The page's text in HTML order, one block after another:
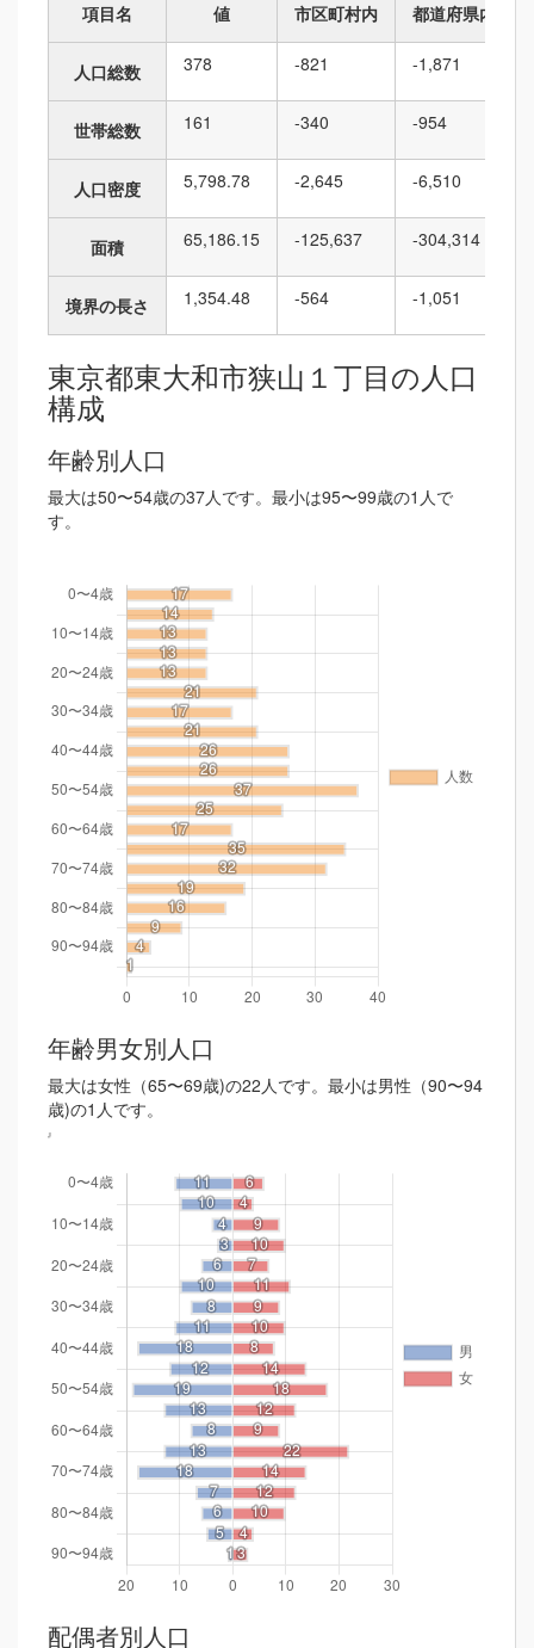
項目名 値 市区町村内 都道府県内
人口総数 378 -821 -1,871
世帯総数 161 -340 -954
人口密度 5,798.78 -2,645 -6,510
面積 65,186.15 -125,637 -304,314
境界の長さ 1,354.48 -564 -1,051
東京都東大和市狭山１丁目の人口
構成
年齢別人口
最大は50〜54歳の37人です。最小は95〜99歳の1人で
す。
年齢男女別人口
最大は女性（65〜69歳)の22人です。最小は男性（90〜94
歳)の1人です。
配偶者別人口